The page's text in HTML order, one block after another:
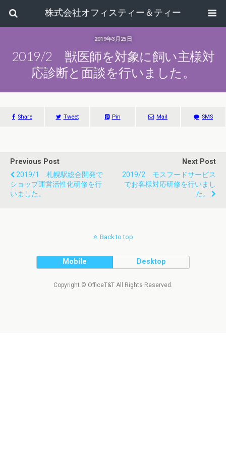
株式会社オフィスティー＆ティー
2019年3月25日
2019/2 獣医師を対象に飼い主様対
応診断と面談を行いました。
Share Tweet Pin Mail SMS
Previous Post
2019/1 札幌駅総合開発で
ショップ運営活性化研修を行
いました。
Next Post
2019/2 モスフードサービス
でお客様対応研修を行いまし
た。
Back to top
Mobile Desktop
Copyright © OfficeT&T All Rights Reserved.